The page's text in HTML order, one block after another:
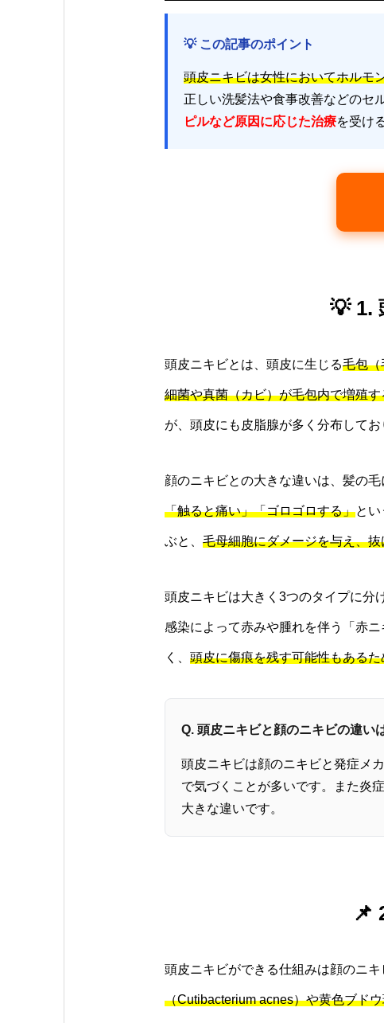
💡 この記事のポイント
頭皮ニキビは女性においてホルモ
正しい洗髪法や食事改善などのセ
ピルなど原因に応じた治療を受け
💡 1.
頭皮ニキビとは、頭皮に生じる毛包（
細菌や真菌（カビ）が毛包内で増殖
が、頭皮にも皮脂腺が多く分布して
顔のニキビとの大きな違いは、髪の
「触ると痛い」「ゴロゴロする」と
ぶと、 毛母細胞にダメージを与え、
頭皮ニキビは大きく3つのタイプに分
感染によって赤みや腫れを伴う「赤
く、 頭皮に傷痕を残す可能性もある
Q. 頭皮ニキビと顔のニキビの違い
頭皮ニキビは顔のニキビと発症メ
で気づくことが多いです。また炎
大きな違いです。
📌
頭皮ニキビができる仕組みは顔のニ
（Cutibacterium acnes）や黄色ブド